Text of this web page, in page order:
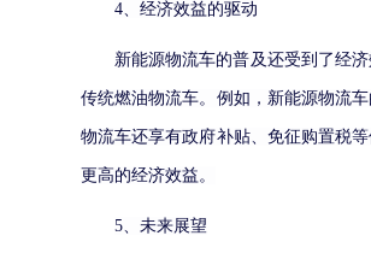
4、经济效益的驱动
新能源物流车的普及还受到了经
传统燃油物流车。例如，新能源物流
物流车还享有政府补贴、免征购置税
更高的经济效益。
5、未来展望